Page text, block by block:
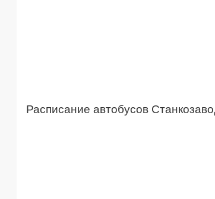
Расписание автобусов